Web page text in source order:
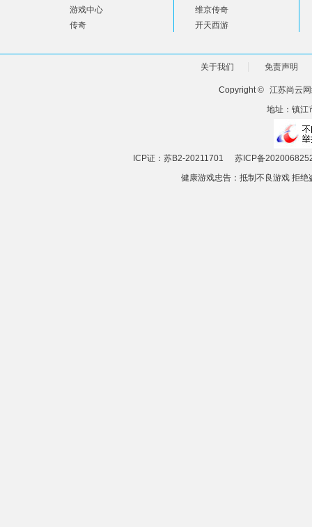
游戏中心
传奇
维京传奇
开天西游
关于我们 免责声明
Copyright © 江苏尚云
地址：镇江
ICP证：苏B2-20211701
苏ICP备
健康游戏忠告：抵制不良游戏 拒